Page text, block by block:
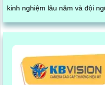
kinh nghiệm lâu năm và đội